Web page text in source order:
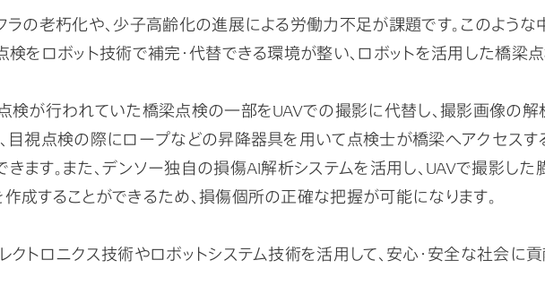
の老朽化や、少子高齢化の進展による労働力不足が課題です。このよう
をロボット技術で補完・代替できる環境が整い、ロボットを活用した橋梁
検が行われていた橋梁点検の一部をUAVでの撮影に代替し、撮影画像の解
目視点検の際にロープなどの昇降器具を用いて点検士が橋梁へアクセス
ます。また、デンソー独自の損傷AI解析システムを活用し、UAVで撮影し
成することができるため、損傷個所の正確な把握が可能になります。
トロニクス技術やロボットシステム技術を活用して、安心・安全な社会に